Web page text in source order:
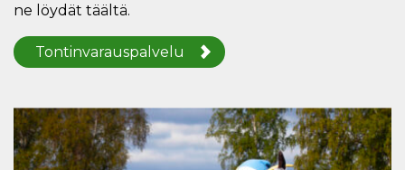
ne löydät täältä.
Tontinvarauspalvelu